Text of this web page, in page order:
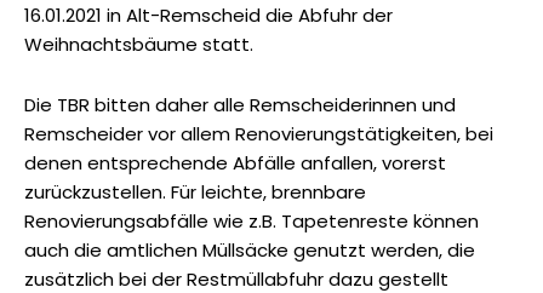
16.01.2021 in Alt-Remscheid die Abfuhr der
Weihnachtsbäume statt.
Die TBR bitten daher alle Remscheiderinnen und
Remscheider vor allem Renovierungstätigkeiten, bei
denen entsprechende Abfälle anfallen, vorerst
zurückzustellen. Für leichte, brennbare
Renovierungsabfälle wie z.B. Tapetenreste können
auch die amtlichen Müllsäcke genutzt werden, die
zusätzlich bei der Restmüllabfuhr dazu gestellt